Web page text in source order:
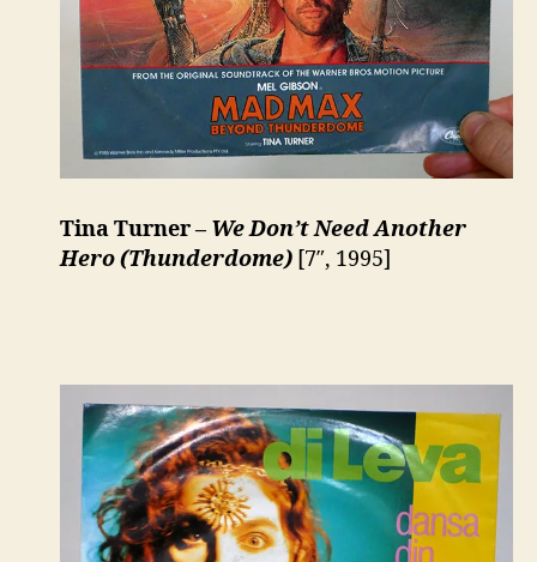
Tina Turner – We Don’t Need Another
Hero (Thunderdome) [7″, 1995]